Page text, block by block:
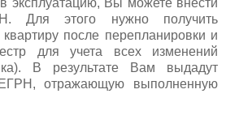
эксплуатацию, Вы можете внести
Для этого нужно получить
после перепланировки и
для учета всех изменений
В результате Вам выдадут
отражающую выполненную